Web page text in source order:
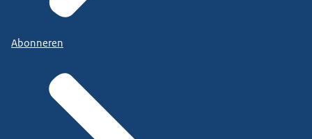
Abonneren